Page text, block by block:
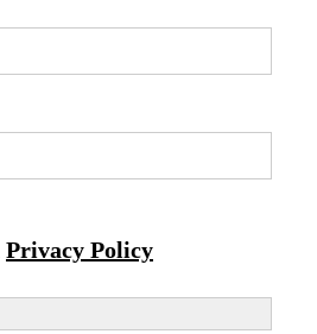
Privacy Policy